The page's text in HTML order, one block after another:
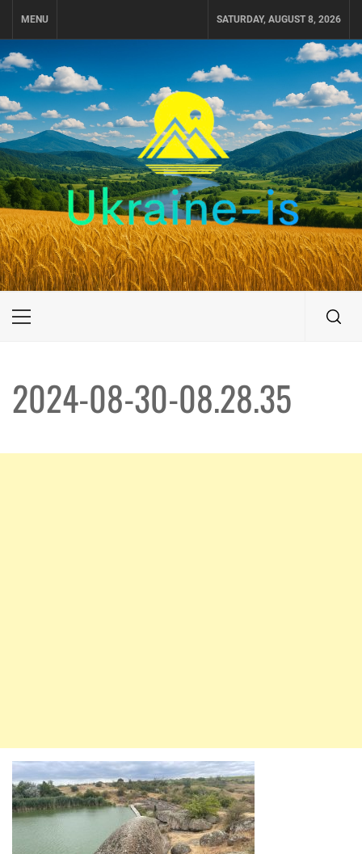
MENU SATURDAY, AUGUST 8, 2026
UKRAINE-IS
ПОДОРОЖI ПО УКРАЇНІ
Primary
2024-08-30-08.28.35